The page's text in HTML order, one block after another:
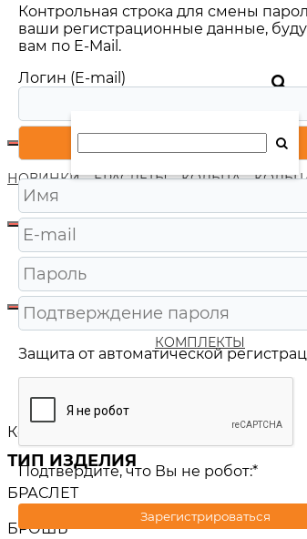
НОВИНКИ БРАСЛЕТЫ КОЛЬЦА
КОМПЛЕКТЫ
Колье
ТИП ИЗДЕЛИЯ
БРАСЛЕТ
БРОШЬ
Контрольная строка для смены
ваши регистрационные данные,
вам по E-Mail.
Логин (E-mail)
Защита от автоматической
Подтвердите, что Вы не робот:*
Зарегистрироваться